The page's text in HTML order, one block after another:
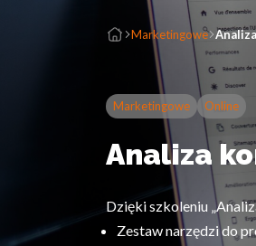
Marketingowe
Marketingowe Online
Analiza
Dzięki szkoleniu
Zestaw narzędzi do